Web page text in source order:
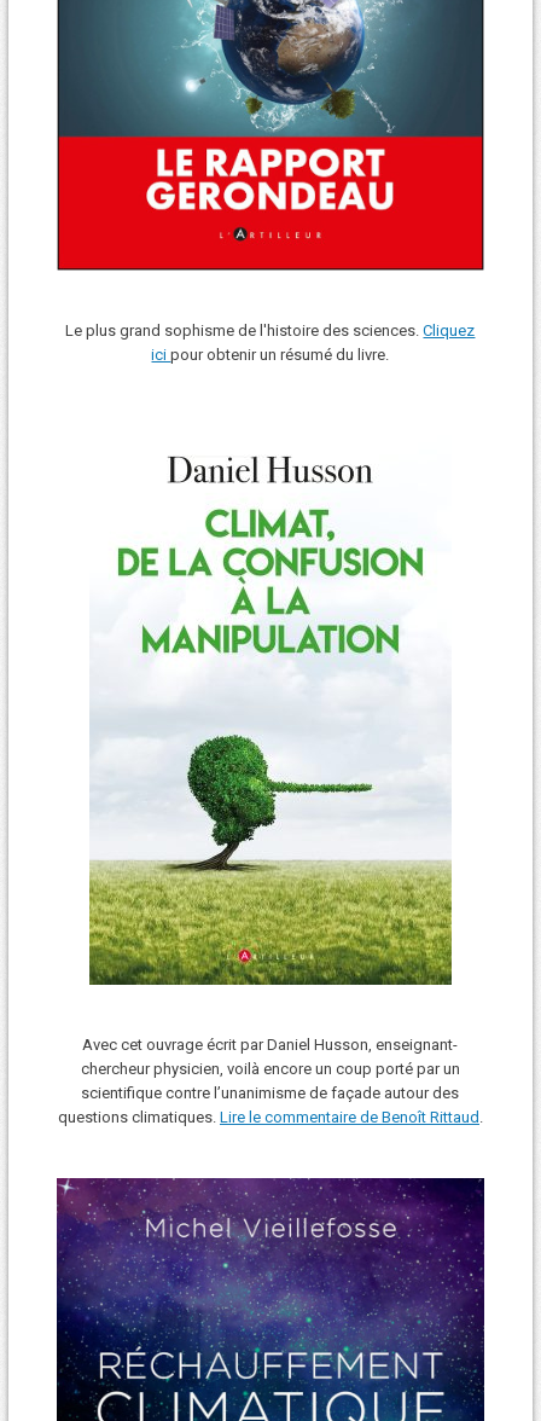
Le plus grand sophisme de l'histoire des sciences.Cliquez
icipour obtenir un résumé du livre.
Avec cet ouvrage écrit par Daniel Husson, enseignant-
chercheur physicien, voilà encore un coup porté par un
scientifique contre l’unanimisme de façade autour des
questions climatiques. Lire le commentaire de Benoît Rittaud .